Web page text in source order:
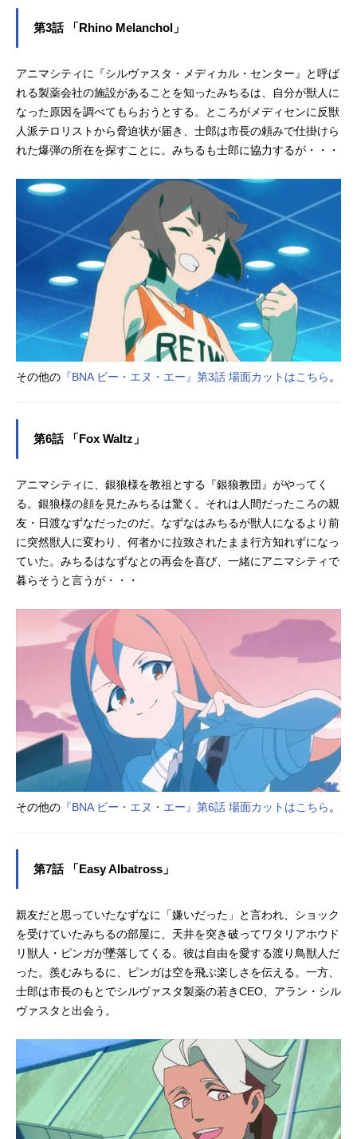
第3話 「Rhino Melanchol」
アニマシティに『シルヴァスタ・メディカル・センター』と呼ば
れる製薬会社の施設があることを知ったみちるは、自分が獣人に
なった原因を調べてもらおうとする。ところがメディセンに反獣
人派テロリストから脅迫状が届き、士郎は市長の頼みで仕掛けら
れた爆弾の所在を探すことに。みちるも士郎に協力するが・・・
その他の 『BNA ビー・エヌ・エー』第3話 場面カットはこちら。
第6話 「Fox Waltz」
アニマシティに、銀狼様を教祖とする『銀狼教団』がやってく
る。銀狼様の顔を見たみちるは驚く。それは人間だったころの親
友・日渡なずなだったのだ。なずなはみちるが獣人になるより前
に突然獣人に変わり、何者かに拉致されたまま行方知れずになっ
ていた。みちるはなずなとの再会を喜び、一緒にアニマシティで
暮らそうと言うが・・・
その他の 『BNA ビー・エヌ・エー』第6話 場面カットはこちら 。
第7話 「Easy Albatross」
親友だと思っていたなずなに「嫌いだった」と言われ、ショック
を受けていたみちるの部屋に、天井を突き破ってワタリアホウド
リ獣人・ピンガが墜落してくる。彼は自由を愛する渡り鳥獣人だ
った。羨むみちるに、ピンガは空を飛ぶ楽しさを伝える。一方、
士郎は市長のもとでシルヴァスタ製薬の若きCEO、アラン・シル
ヴァスタと出会う。